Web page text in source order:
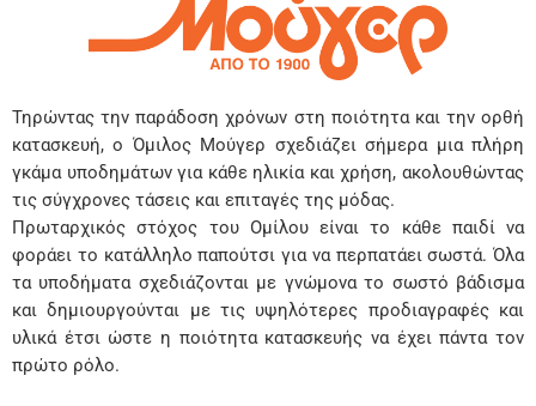
Τηρώντας την παράδοση χρόνων στη ποιότητα και την ορθή
κατασκευή, ο Όμιλος Μούγερ σχεδιάζει σήμερα μια πλήρη
γκάμα υποδημάτων για κάθε ηλικία και χρήση, ακολουθώντας
τις σύγχρονες τάσεις και επιταγές της μόδας.
Πρωταρχικός στόχος του Ομίλου είναι το κάθε παιδί να
φοράει το κατάλληλο παπούτσι για να περπατάει σωστά. Όλα
τα υποδήματα σχεδιάζονται με γνώμονα το σωστό βάδισμα
και δημιουργούνται με τις υψηλότερες προδιαγραφές και
υλικά έτσι ώστε η ποιότητα κατασκευής να έχει πάντα τον
πρώτο ρόλο.